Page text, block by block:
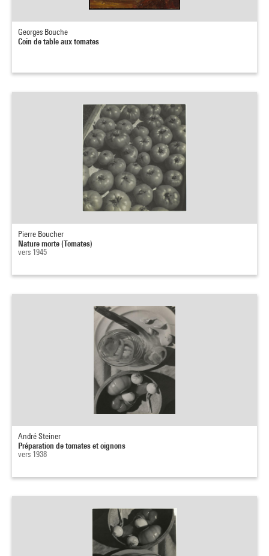
Georges Bouche
Coin de table aux tomates
Pierre Boucher
Nature morte (Tomates)
vers 1945
André Steiner
Préparation de tomates et oignons
vers 1938